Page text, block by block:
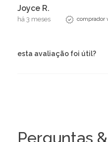
Joyce R.
há 3 meses comprador
esta avaliação foi útil?
Perguntas